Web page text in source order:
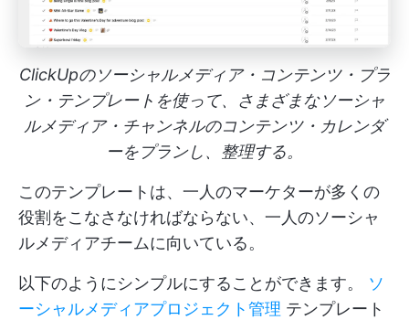
ClickUpのソーシャルメディア・コンテンツ・プラ
ン・テンプレートを使って、さまざまなソーシャ
ルメディア・チャンネルのコンテンツ・カレンダ
ーをプランし、整理する。
このテンプレートは、一人のマーケターが多くの
役割をこなさなければならない、一人のソーシャ
ルメディアチームに向いている。
以下のようにシンプルにすることができます。 ソ
ーシャルメディアプロジェクト管理 テンプレート